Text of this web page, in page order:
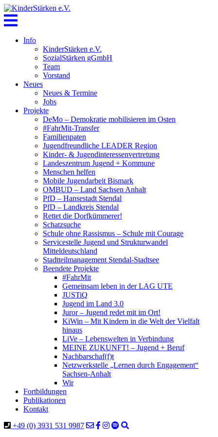
Skip
to
content
Info
KinderStärken e.V.
SozialStärken gGmbH
Team
Vorstand
Neues
Neues & Termine
Jobs
Projekte
DeMo – Demokratie mobilisieren im Osten
#FahrMit-Transfer
Familienpaten
Jugendfreundliche LEADER Region
Kinder- & Jugendinteressenvertretung
Landeszentrum Jugend + Kommune
Menschen helfen
Mobile Jugendarbeit Bismark
OMBUD – Land Sachsen Anhalt
PfD – Hansestadt Stendal
PfD – Landkreis Stendal
Rettet die Dorfkümmerer!
Schatzsuche
Schule ohne Rassismus – Schule mit Courage
Servicestelle Jugend und Strukturwandel
Mitteldeutschland
Stadtteilmanagement Stendal-Stadtsee
Beendete Projekte
#FahrMit
Gemeinsam leben in der LAG UTE
JUSTiQ
Jugend im Land 3.0
Juror – Jugend redet mit im Ort!
KiWin – Mit Kindern in die Welt der Vielfalt
hinaus
LiVe – Lebenswelten in Verbindung
MEINE ZUKUNFT! – Jugend + Beruf
Nachbarschaf(f)t
Netzwerkstelle „Lernen durch Engagement“
Sachsen-Anhalt
Wir
Fortbildungen
Publikationen
Kontakt
+49 (0) 3931 531 9987